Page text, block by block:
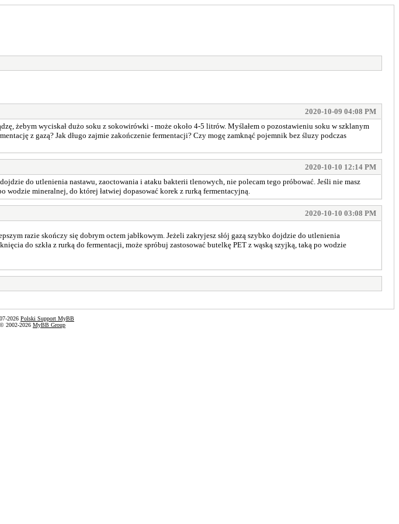
2020-10-09 04:08 PM
żebym wyciskał dużo soku z sokowirówki - może około 4-5 litrów. Myślałem o pozostawieniu soku w szklanym
z gazą? Jak długo zajmie zakończenie fermentacji? Czy mogę zamknąć pojemnik bez śluzy podczas
2020-10-10 12:14 PM
do utlenienia nastawu, zaoctowania i ataku bakterii tlenowych, nie polecam tego próbować. Jeśli nie masz
wodzie mineralnej, do której łatwiej dopasować korek z rurką fermentacyjną.
2020-10-10 03:08 PM
razie skończy się dobrym octem jabłkowym. Jeżeli zakryjesz słój gazą szybko dojdzie do utlenienia
do szkła z rurką do fermentacji, może spróbuj zastosować butelkę PET z wąską szyjką, taką po wodzie
2026 Polski Support MyBB
© 2002-2026 MyBB Group